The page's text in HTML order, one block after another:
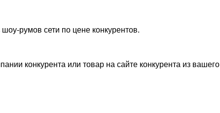
румов сети по цене конкурентов.
конкурента или товар на сайте конкурента из